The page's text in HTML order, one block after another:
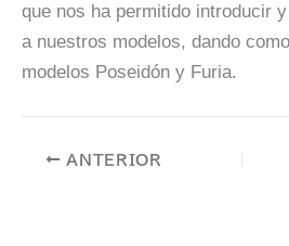
que nos ha permitido introducir
a nuestros modelos, dando
modelos Poseidón y Furia.
ANTERIOR